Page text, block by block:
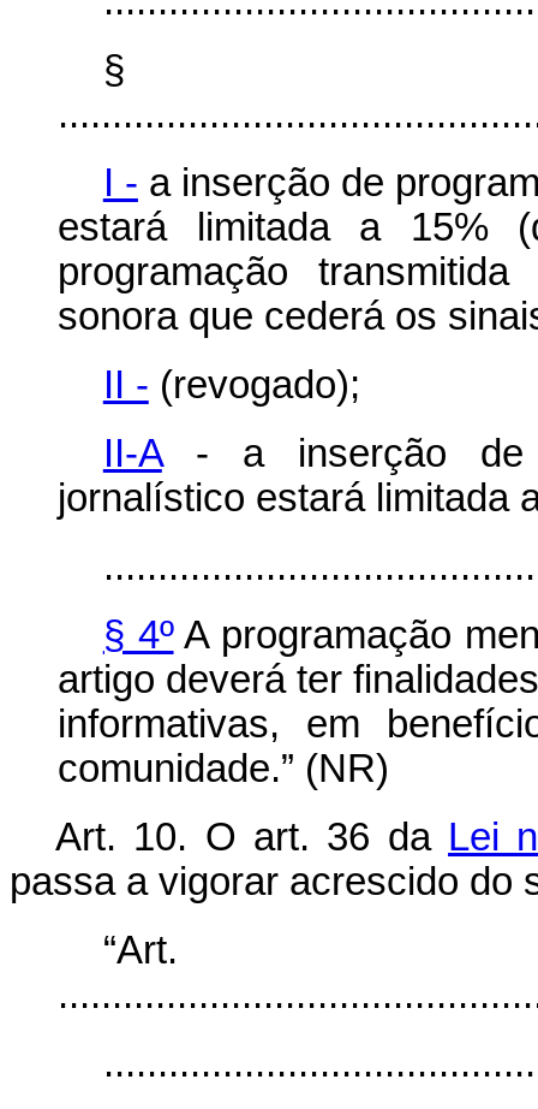
§
I - a inserção de
estará limitada a 15%
programação
sonora que cederá os
II - (revogado);
II-A- a inserção de
jornalístico estará limitada
§ 4ºA programação
artigo deverá ter
informativas, em
comunidade.” (NR)
Art. 10. O art. 36 da Lei
passa a vigorar acrescido do